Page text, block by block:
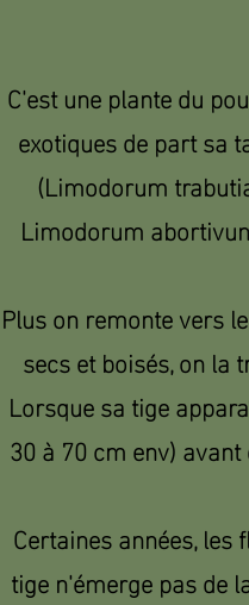
C'est une plante du
exotiques de part sa
(Limodorum
Limodorum
Plus on remonte vers
secs et boisés, on la
Lorsque sa tige
30 à 70 cm env)
Certaines années,
tige n'émerge pas de